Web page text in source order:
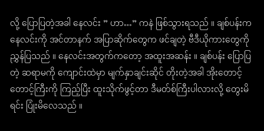
လို့ ပြောပြတဲ့အခါ နေလင်း ” ဟာ…” ကနဲ ဖြစ်သွားရသည် ။ ချစ်ပန်းက
နေလင်းကို အင်တာနက် အပြာဆိုက်တွေက ဖင်ချတဲ့ ဗီဒီယိုကားတွေကို
ညွှန်ပြသည် ။ နေလင်းအတွက်ကတော့ အထူးအဆန်း ။ ချစ်ပန်း ပြောပြ
တဲ့ ဆရာမကို ကျောင်းထဲမှာ မျက်နှာချင်းဆိုင် တိုးတဲ့အခါ အိုးတောင့်
တောင့်ကြီးကို ကြည့်ပြီး ထူးသိုက်ဖွင့်တာ ဒီမတ်စ်ကြီးပါလားလို့ တွေးမိ
ရင်း ပြုံးမိလေသည် ။